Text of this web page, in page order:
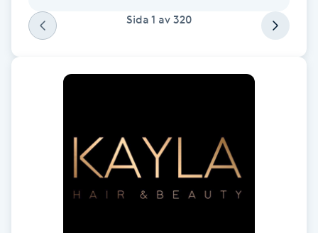
Hårvård
Idrottsmassage
Sida 1 av 320